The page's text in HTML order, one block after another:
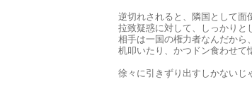
逆切れされると、隣国として面
拉致疑惑に対して、しっかりと
相手は一国の権力者なんだから
机叩いたり、かつドン食わせて
徐々に引きずり出すしかないじ